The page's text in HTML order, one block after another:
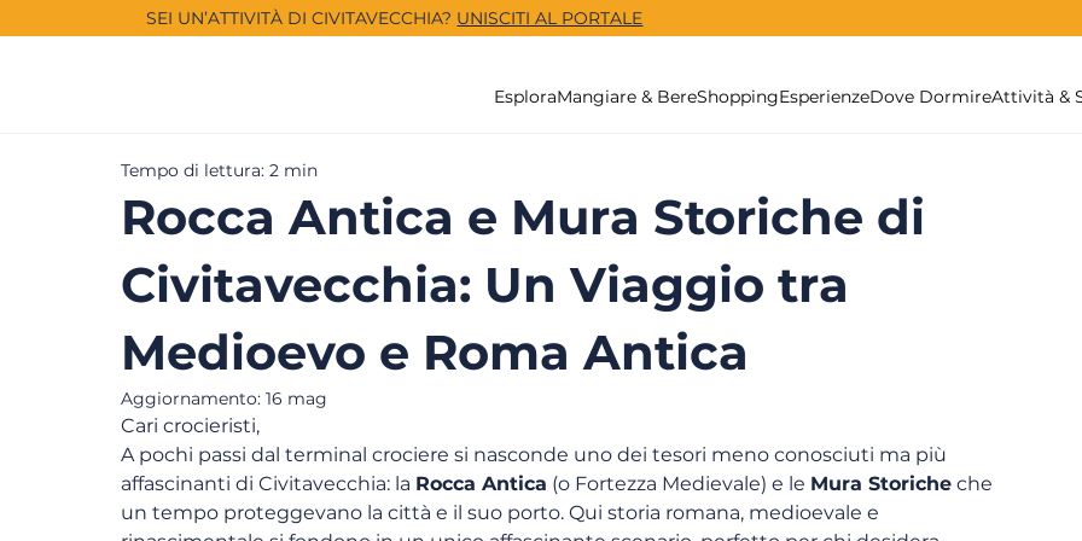
SEI UN’ATTIVITÀ DI CIVITAVECCHIA? UNISCITI AL PORTALE
EsploraMangiare & BereShoppingEsperienzeDove DormireAttività &
Rocca Antica e Mura Storiche di
Civitavecchia: Un Viaggio tra
Medioevo e Roma Antica
Tempo di lettura: 2 min
Aggiornamento: 16 mag
Cari crocieristi,
A pochi passi dal terminal crociere si nasconde uno dei tesori meno conosciuti ma più
affascinanti di Civitavecchia: la Rocca Antica (o Fortezza Medievale) e le Mura Storiche che
un tempo proteggevano la città e il suo porto. Qui storia romana, medioevale e